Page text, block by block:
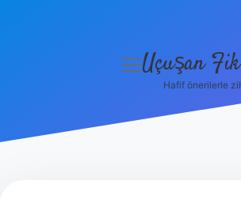
menüyü
Uçuşan
Hafif önerilerle